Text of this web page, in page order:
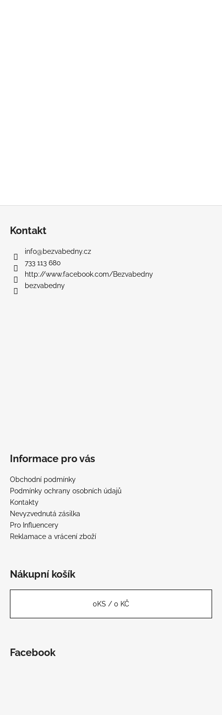
Kontakt
info@bezvabedny.cz
733 113 680
http://www.facebook.com/Bezvabedny
bezvabedny
Informace pro vás
Obchodní podmínky
Podmínky ochrany osobních údajů
Kontakty
Nevyzvednutá zásilka
Pro Influencery
Reklamace a vrácení zboží
Nákupní košík
0KS / 0 KČ
Facebook